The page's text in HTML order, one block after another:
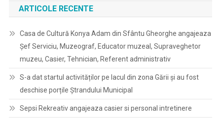
ARTICOLE RECENTE
Casa de Cultură Konya Adam din Sfântu Gheorghe angajeaza
Șef Serviciu, Muzeograf, Educator muzeal, Supraveghetor
muzeu, Casier, Tehnician, Referent administrativ
S-a dat startul activităților pe lacul din zona Gării și au fost
deschise porțile Ștrandului Municipal
Sepsi Rekreativ angajeaza casier si personal intretinere